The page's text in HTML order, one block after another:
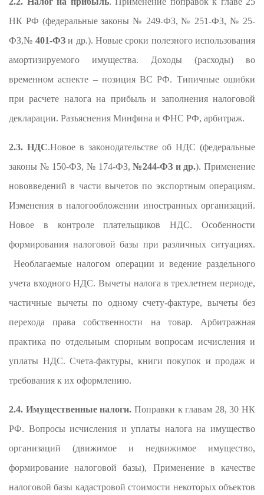
НК РФ (федеральные законы № 249-ФЗ, № 251-ФЗ, № 25-
ФЗ,№ 401-ФЗи др.). Новые сроки полезного использования
амортизируемого имущества. Доходы (расходы) во
временном аспекте – позиция ВС РФ. Типичные ошибки
при расчете налога на прибыль и заполнения налоговой
декларации. Разъяснения Минфина и ФНС РФ, арбитраж.
2.3. НДС.Новое в законодательстве об НДС (федеральные
законы № 150-ФЗ, № 174-ФЗ,№244-ФЗ и др.). Применение
нововведений в части вычетов по экспортным операциям.
Изменения в налогообложении иностранных организаций.
Новое в контроле плательщиков НДС. Особенности
формирования налоговой базы при различных ситуациях.
Необлагаемые налогом операции и ведение раздельного
учета входного НДС. Вычеты налога в трехлетнем периоде,
частичные вычеты по одному счету-фактуре, вычеты без
перехода права собственности на товар. Арбитражная
практика по отдельным спорным вопросам исчисления и
уплаты НДС. Счета-фактуры, книги покупок и продаж и
требования к их оформлению.
2.4. Имущественные налоги. Поправки к главам 28, 30 НК
РФ. Вопросы исчисления и уплаты налога на имущество
организаций (движимое и недвижимое имущество,
формирование налоговой базы), Применение в качестве
налоговой базы кадастровой стоимости некоторых объектов